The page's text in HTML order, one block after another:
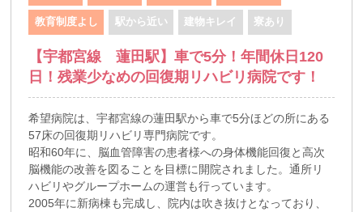
教育制度よし 駅から近い 建物キレイ 寮あり
【宇都宮線 蓮田駅】車で5分！年間休日120
日！残業少なめの回復期リハビリ病院です！
希望病院は、宇都宮線の蓮田駅から車で5分ほどの所にある
57床の回復期リハビリ専門病院です。
昭和60年に、脳血管障害の患者様への身体機能回復と高次
脳機能の改善を図ることを目標に開院されました。通所リ
ハビリやグループホームの運営も行っています。
2005年に新病棟も完成し、院内は吹き抜けとなっており、